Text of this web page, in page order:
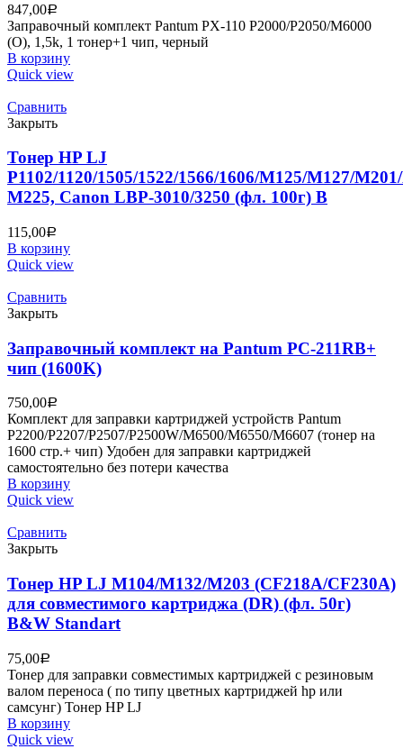
847,00Р
Заправочный комплект Pantum PX-110 P2000/P2050/M6000
(О), 1,5k, 1 тонер+1 чип, черный
В корзину
Quick view
Сравнить
Закрыть
Тонер HP LJ
P1102/1120/1505/1522/1566/1606/M125/M127/
M225, Canon LBP-3010/3250 (фл. 100г) B
115,00Р
В корзину
Quick view
Сравнить
Закрыть
Заправочный комплект на Pantum PC-211RB+
чип (1600K)
750,00Р
Комплект для заправки картриджей устройств Pantum
P2200/P2207/P2507/P2500W/M6500/M6550/M6607 (тонер на
1600 стр.+ чип) Удобен для заправки картриджей
самостоятельно без потери качества
В корзину
Quick view
Сравнить
Закрыть
Тонер HP LJ M104/M132/M203 (CF218A/CF230A)
для совместимого картриджа (DR) (фл. 50г)
B&W Standart
75,00Р
Тонер для заправки совместимых картриджей с резиновым
валом переноса ( по типу цветных картриджей hp или
самсунг) Тонер HP LJ
В корзину
Quick view